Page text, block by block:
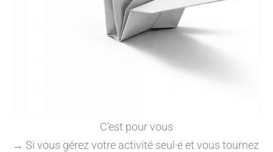
C’est pour vous
→ Si vous gérez votre activité seul·e et vous tournez